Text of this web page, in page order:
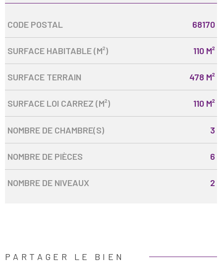
Caractérisque Valeurs
CODE POSTAL 68170
SURFACE HABITABLE (M²) 110 M²
SURFACE TERRAIN 478 M²
SURFACE LOI CARREZ (M²) 110 M²
NOMBRE DE CHAMBRE(S) 3
NOMBRE DE PIÈCES 6
NOMBRE DE NIVEAUX 2
PARTAGER LE BIEN